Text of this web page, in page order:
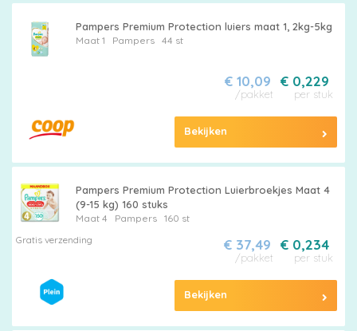
Pampers Premium Protection luiers maat 1, 2kg-5kg
Maat 1 Pampers 44 st
€ 0,229
per stuk
€ 10,09
/pakket
Bekijken
Pampers Premium Protection Luierbroekjes Maat 4
(9-15 kg) 160 stuks
Maat 4 Pampers
160 st
Gratis verzending
€ 0,234
per stuk
€ 37,49
/pakket
Bekijken